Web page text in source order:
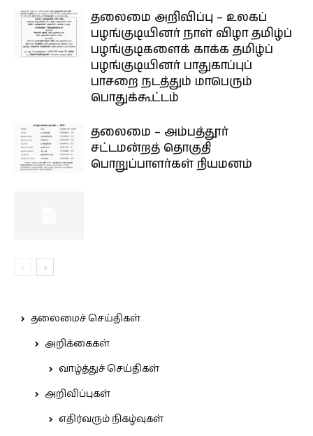
தலைமை அறிவிப்பு – உலகப்
பழங்குடியினர் நாள் விழா தமிழ்ப்
பழங்குடிகளைக் காக்க தமிழ்ப்
பழங்குடியினர் பாதுகாப்புப்
பாசறை நடத்தும் மாபெரும்
பொதுக்கூட்டம்
தலைமை – அம்பத்தூர்
சட்டமன்றத் தொகுதி
பொறுப்பாளர்கள் நியமனம்
தலைமைச் செய்திகள்
அறிக்கைகள்
வாழ்த்துச் செய்திகள்
அறிவிப்புகள்
எதிர்வரும் நிகழ்வுகள்